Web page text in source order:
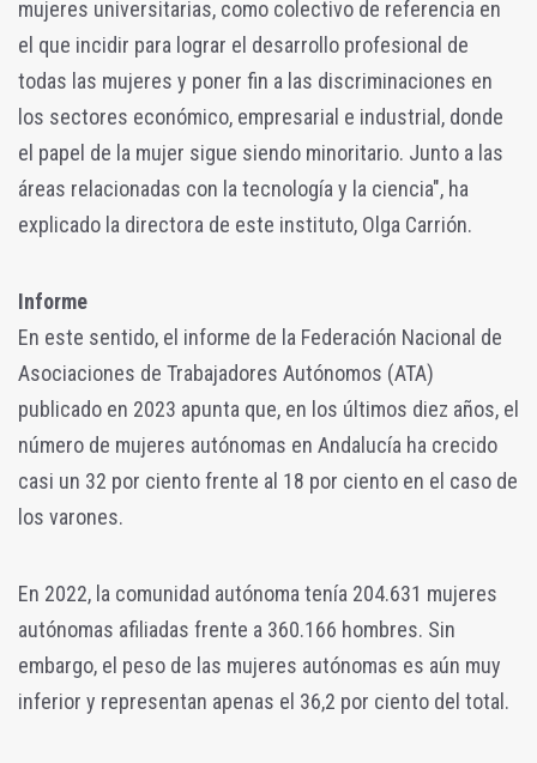
mujeres universitarias, como colectivo de referencia en
el que incidir para lograr el desarrollo profesional de
todas las mujeres y poner fin a las discriminaciones en
los sectores económico, empresarial e industrial, donde
el papel de la mujer sigue siendo minoritario. Junto a las
áreas relacionadas con la tecnología y la ciencia", ha
explicado la directora de este instituto, Olga Carrión.
Informe
En este sentido, el informe de la Federación Nacional de
Asociaciones de Trabajadores Autónomos (ATA)
publicado en 2023 apunta que, en los últimos diez años, el
número de mujeres autónomas en Andalucía ha crecido
casi un 32 por ciento frente al 18 por ciento en el caso de
los varones.
En 2022, la comunidad autónoma tenía 204.631 mujeres
autónomas afiliadas frente a 360.166 hombres. Sin
embargo, el peso de las mujeres autónomas es aún muy
inferior y representan apenas el 36,2 por ciento del total.